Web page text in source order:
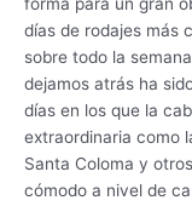
forma para un gran
días de rodajes más
sobre todo la
dejamos atrás ha
días en los que la
extraordinaria como
Santa Coloma y
cómodo a nivel de